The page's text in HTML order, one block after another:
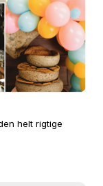
helt rigtige